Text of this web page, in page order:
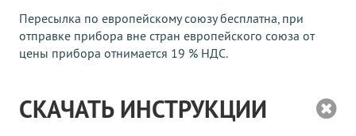
Пересылка по европейскому союзу бесплатна, при
отправке прибора вне стран европейского союза от
цены прибора отнимается 19 % НДС.
СКАЧАТЬ ИНСТРУКЦИИ